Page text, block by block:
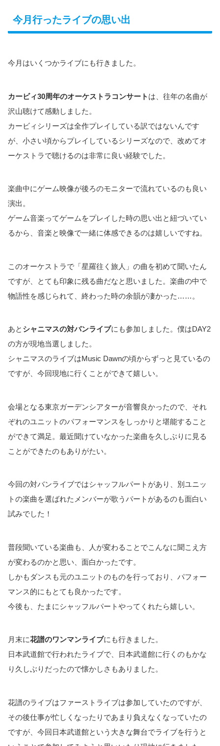
今月行ったライブの思い出
今月はいくつかライブにも行きました。
カービィ30周年のオーケストラコンサート は、往年の名曲が
沢山聴けて感動しました。
カービィシリーズは全作プレイしている訳ではないんです
が、小さい頃からプレイしているシリーズなので、改めてオ
ーケストラで聴けるのは非常に良い経験でした。
楽曲中にゲーム映像が後ろのモニターで流れているのも良い
演出。
ゲーム音楽ってゲームをプレイした時の思い出と紐づいてい
るから、音楽と映像で一緒に体感できるのは嬉しいですね。
このオーケストラで「星羅往く旅人」の曲を初めて聞いたん
ですが、とても印象に残る曲だなと思いました。楽曲の中で
物語性を感じられて、終わった時の余韻が凄かった……。
あと シャニマスの対バンライブにも参加しました。僕はDAY2
の方が現地当選しました。
シャニマスのライブはMusic Dawnの頃からずっと見ているの
ですが、今回現地に行くことができて嬉しい。
会場となる東京ガーデンシアターが音響良かったので、それ
ぞれのユニットのパフォーマンスをしっかりと堪能すること
ができて満足。最近聞けていなかった楽曲を久しぶりに見る
ことができたのもありがたい。
今回の対バンライブではシャッフルパートがあり、別ユニッ
トの楽曲を選ばれたメンバーが歌うパートがあるのも面白い
試みでした！
普段聞いている楽曲も、人が変わることでこんなに聞こえ方
が変わるのかと思い、面白かったです。
しかもダンスも元のユニットのものを行っており、パフォー
マンス的にもとても良かったです。
今後も、たまにシャッフルパートやってくれたら嬉しい。
月末に花譜のワンマンライブにも行きました。
日本武道館で行われたライブで、日本武道館に行くのもかな
り久しぶりだったので懐かしさもありました。
花譜のライブはファーストライブは参加していたのですが、
その後仕事が忙しくなったりであまり負えなくなっていたの
ですが、今回日本武道館という大きな舞台でライブを行うと